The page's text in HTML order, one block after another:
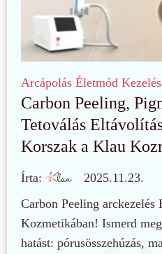
Arcápolás Életmód
Carbon Peeling,
Tetoválás
Korszak a Klau
Írta:
2025.11.23.
Carbon Peeling arckezelés
Kozmetikában! Ismerd
hatást: pórusösszehúzás,